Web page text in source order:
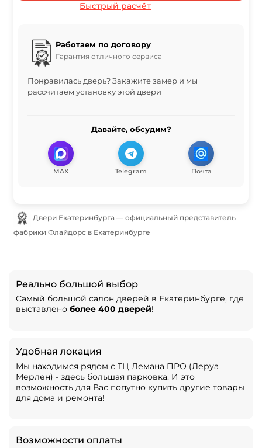
Быстрый расчёт
Работаем по договору
Гарантия отличного сервиса
Понравилась дверь? Закажите замер и мы
рассчитаем установку этой двери
Давайте, обсудим?
MAX Telegram Почта
фабрики Флайдорс в Екатеринбурге
Реально большой выбор
Самый большой салон дверей в Екатеринбурге, где
выставлено более 400 дверей!
Удобная локация
Мы находимся рядом с ТЦ Лемана ПРО (Леруа
Мерлен) - здесь большая парковка. И это
возможность для Вас попутно купить другие товары
для дома и ремонта!
Возможности оплаты